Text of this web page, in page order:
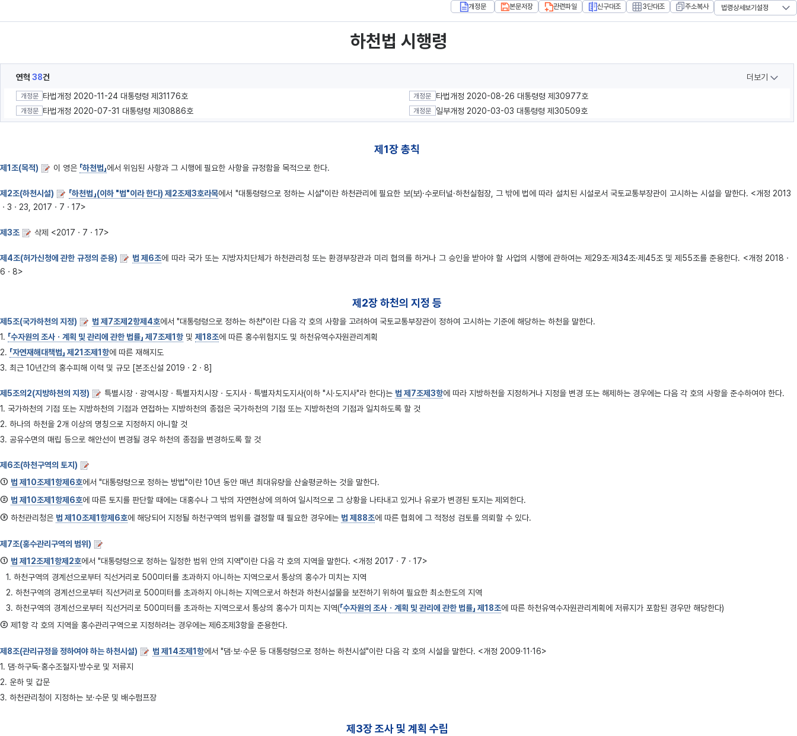
개정문 본문저장 관련파일 신구대조 3단대조 주소복사 법령상세보기설정
하천법 시행령
연혁 38건 더보기
개정문 타법개정 2020-11-24 대통령령 제31176호 개정문 타법개정 2020-08-26 대통령령 제30977호
개정문 타법개정 2020-07-31 대통령령 제30886호 개정문 일부개정 2020-03-03 대통령령 제30509호
제1장 총칙
제1조(목적) 이 영은 「하천법」에서 위임된 사항과 그 시행에 필요한 사항을 규정함을 목적으로 한다.
제2조(하천시설) 「하천법」(이하 "법"이라 한다) 제2조제3호라목에서 "대통령령으로 정하는 시설"이란 하천관리에 필요한 보(보)·수로터널·하천실험장, 그 밖에 법에 따라 설치된 시설로서 국토교통부장관이 고시하는 시설을 말한다. <개정 2013
ㆍ3ㆍ23, 2017ㆍ7ㆍ17>
제3조 삭제 <2017ㆍ7ㆍ17>
제4조(허가신청에 관한 규정의 준용) 법 제6조에 따라 국가 또는 지방자치단체가 하천관리청 또는 환경부장관과 미리 협의를 하거나 그 승인을 받아야 할 사업의 시행에 관하여는 제29조·제34조·제45조 및 제55조를 준용한다. <개정 2018ㆍ
6ㆍ8>
제2장 하천의 지정 등
제5조(국가하천의 지정) 법 제7조제2항제4호에서 "대통령령으로 정하는 하천"이란 다음 각 호의 사항을 고려하여 국토교통부장관이 정하여 고시하는 기준에 해당하는 하천을 말한다.
1. 「수자원의 조사ㆍ계획 및 관리에 관한 법률」 제7조제1항 및 제18조에 따른 홍수위험지도 및 하천유역수자원관리계획
2. 「자연재해대책법」 제21조제1항에 따른 재해지도
3. 최근 10년간의 홍수피해 이력 및 규모 [본조신설 2019ㆍ2ㆍ8]
제5조의2(지방하천의 지정) 특별시장ㆍ광역시장ㆍ특별자치시장ㆍ도지사ㆍ특별자치도지사(이하 "시·도지사"라 한다)는 법 제7조제3항에 따라 지방하천을 지정하거나 지정을 변경 또는 해제하는 경우에는 다음 각 호의 사항을 준수하여야 한다.
1. 국가하천의 기점 또는 지방하천의 기점과 연접하는 지방하천의 종점은 국가하천의 기점 또는 지방하천의 기점과 일치하도록 할 것
2. 하나의 하천을 2개 이상의 명칭으로 지정하지 아니할 것
3. 공유수면의 매립 등으로 해안선이 변경될 경우 하천의 종점을 변경하도록 할 것
제6조(하천구역의 토지)
① 법 제10조제1항제6호에서 "대통령령으로 정하는 방법"이란 10년 동안 매년 최대유량을 산술평균하는 것을 말한다.
② 법 제10조제1항제6호에 따른 토지를 판단할 때에는 대홍수나 그 밖의 자연현상에 의하여 일시적으로 그 상황을 나타내고 있거나 유로가 변경된 토지는 제외한다.
③ 하천관리청은 법 제10조제1항제6호에 해당되어 지정될 하천구역의 범위를 결정할 때 필요한 경우에는 법 제88조에 따른 협회에 그 적정성 검토를 의뢰할 수 있다.
제7조(홍수관리구역의 범위)
① 법 제12조제1항제2호에서 "대통령령으로 정하는 일정한 범위 안의 지역"이란 다음 각 호의 지역을 말한다. <개정 2017ㆍ7ㆍ17>
1. 하천구역의 경계선으로부터 직선거리로 500미터를 초과하지 아니하는 지역으로서 통상의 홍수가 미치는 지역
2. 하천구역의 경계선으로부터 직선거리로 500미터를 초과하지 아니하는 지역으로서 하천과 하천시설물을 보전하기 위하여 필요한 최소한도의 지역
3. 하천구역의 경계선으로부터 직선거리로 500미터를 초과하는 지역으로서 통상의 홍수가 미치는 지역(「수자원의 조사ㆍ계획 및 관리에 관한 법률」 제18조에 따른 하천유역수자원관리계획에 저류지가 포함된 경우만 해당한다)
② 제1항 각 호의 지역을 홍수관리구역으로 지정하려는 경우에는 제6조제3항을 준용한다.
제8조(관리규정을 정하여야 하는 하천시설) 법 제14조제1항에서 "댐·보·수문 등 대통령령으로 정하는 하천시설"이란 다음 각 호의 시설을 말한다. <개정 2009·11·16>
1. 댐·하구둑·홍수조절지·방수로 및 저류지
2. 운하 및 갑문
3. 하천관리청이 지정하는 보·수문 및 배수펌프장
제3장 조사 및 계획 수립